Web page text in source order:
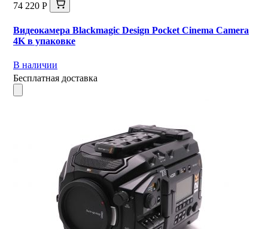
74 220 Р
Видеокамера Blackmagic Design Pocket Cinema Camera
4K в упаковке
В наличии
Бесплатная доставка